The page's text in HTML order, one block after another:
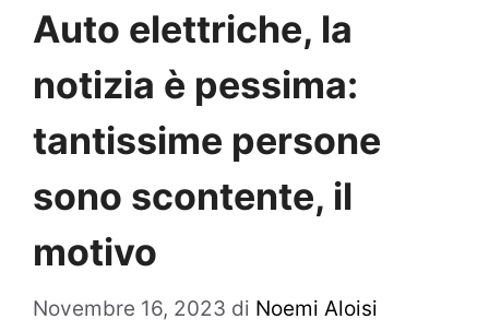
Auto elettriche, la
notizia è pessima:
tantissime persone
sono scontente, il
motivo
Novembre 16, 2023 di Noemi Aloisi